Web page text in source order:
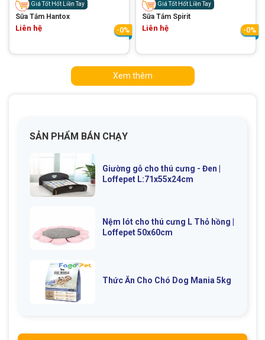
Giá Tốt Hốt Liền Tay
Sữa Tắm Hantox
Liên hệ -0%
Giá Tốt Hốt Liền Tay
Sữa Tắm Spirit
Liên hệ -0%
Xem thêm
SẢN PHẨM BÁN CHẠY
Giường gỗ cho thú cưng - Đen |
Loffepet L:71x55x24cm
Nệm lót cho thú cưng L Thỏ hồng |
Loffepet 50x60cm
Thức Ăn Cho Chó Dog Mania 5kg